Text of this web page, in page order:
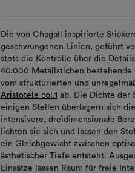
Die von Chagall inspirierte
geschwungenen Linien, geführt
stets die Kontrolle über die
40.000 Metallstichen
vom strukturierten und
Aristotele col.1 ab. Die Dichte der
einigen Stellen überlagern sich
intensivere, dreidimensionale
lichten sie sich und lassen den
ein Gleichgewicht zwischen
ästhetischer Tiefe entsteht.
Einsätze lassen Raum für freie